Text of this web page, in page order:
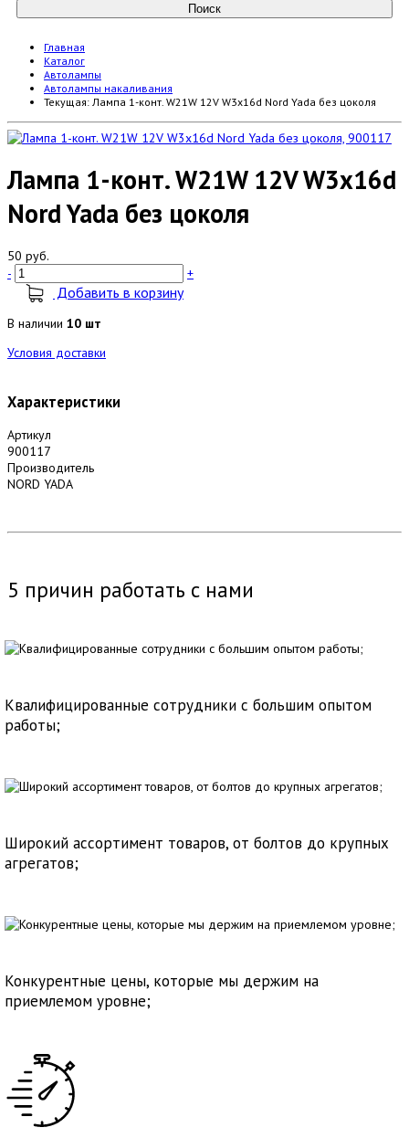
Главная
Каталог
Автолампы
Автолампы накаливания
Текущая: Лампа 1-конт. W21W 12V W3x16d Nord Yada без цоколя
Лампа 1-конт. W21W 12V W3x16d
Nord Yada без цоколя
50 руб.
-
+
Добавить в корзину
В наличии 10 шт
Условия доставки
Характеристики
Артикул
900117
Производитель
NORD YADA
5 причин работать с нами
Квалифицированные сотрудники с большим опытом
работы;
Широкий ассортимент товаров, от болтов до крупных
агрегатов;
Конкурентные цены, которые мы держим на
приемлемом уровне;